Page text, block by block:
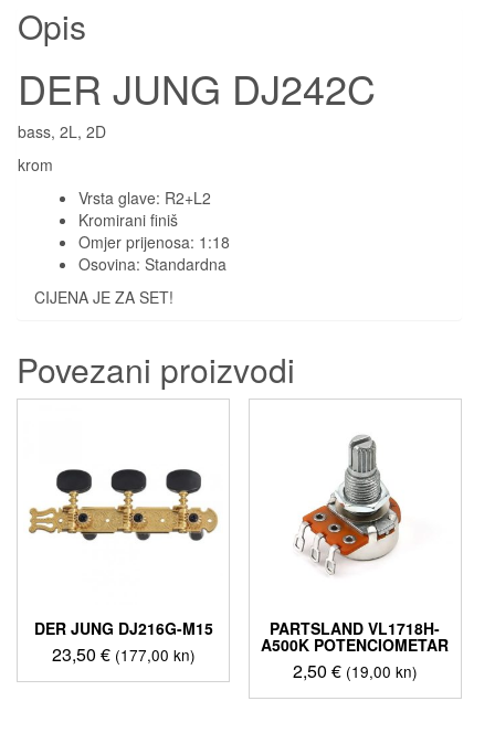
Opis
DER JUNG DJ242C
bass, 2L, 2D
krom
Vrsta glave: R2+L2
Kromirani finiš
Omjer prijenosa: 1:18
Osovina: Standardna
CIJENA JE ZA SET!
Povezani proizvodi
DER JUNG DJ216G-M15
23,50 € (177,00 kn)
PARTSLAND VL1718H-
A500K POTENCIOMETAR
2,50 € (19,00 kn)